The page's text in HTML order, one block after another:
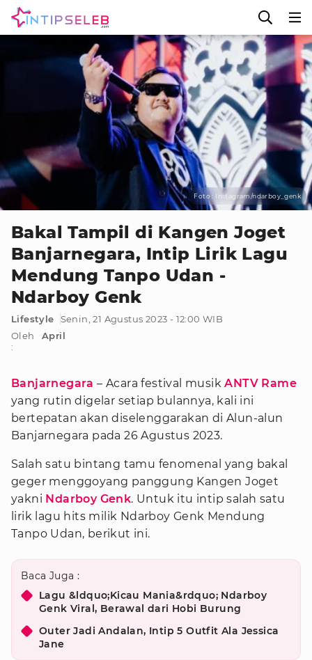
Foto : Instagram/ndarboy_genk
Bakal Tampil di Kangen Joget
Banjarnegara, Intip Lirik Lagu
Mendung Tanpo Udan -
Ndarboy Genk
Lifestyle
Senin, 21 Agustus 2023 - 12:00 WIB
Oleh
:
April
Banjarnegara – Acara festival musikANTV Rame
yang rutin digelar setiap bulannya, kali ini
bertepatan akan diselenggarakan di Alun-alun
Banjarnegara pada 26 Agustus 2023.
Salah satu bintang tamu fenomenal yang bakal
geger menggoyang panggung Kangen Joget
yakni Ndarboy Genk. Untuk itu intip salah satu
lirik lagu hits milik Ndarboy Genk Mendung
Tanpo Udan, berikut ini.
Baca Juga :
Lagu &ldquo;Kicau Mania&rdquo; Ndarboy
Genk Viral, Berawal dari Hobi Burung
Outer Jadi Andalan, Intip 5 Outfit Ala Jessica
Jane